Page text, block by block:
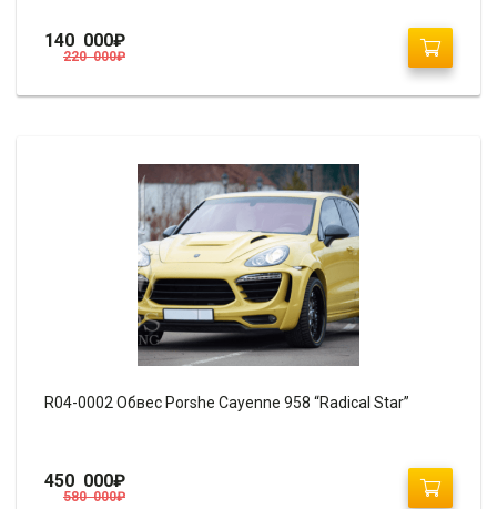
220 000₽
140 000₽
R04-0002 Обвес Porshe Cayenne 958 “Radical Star”
580 000₽
450 000₽